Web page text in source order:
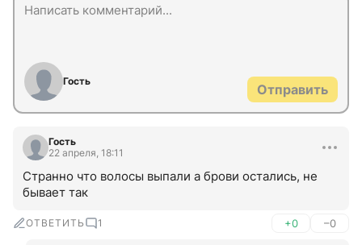
Гость
Отправить
Гость
22 апреля, 18:11
Странно что волосы выпали а брови остались, не
бывает так
ОТВЕТИТЬ 1 +0 –0